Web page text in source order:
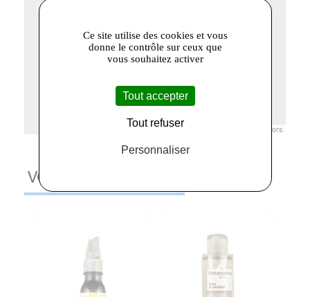
© Openstreetmap France | © contributors
VOUS AIMEREZ AUSSI
Ce site utilise des cookies et vous
donne le contrôle sur ceux que
vous souhaitez activer
Tout accepter
Tout refuser
Personnaliser